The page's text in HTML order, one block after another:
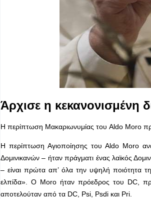
Άρχισε η κεκανονισμένη
Η περίπτωση Μακαριωνυμίας του Aldo Moro
Η περίπτωση Αγιοποίησης του Aldo Moro
Δομινικανών – ήταν πράγματι ένας λαϊκός
– είναι πρώτα απ’ όλα την υψηλή ποιότητα
ελπίδα». Ο Moro ήταν πρόεδρος του DC,
αποτελούταν από τα DC, Psi, Psdi και Pri.